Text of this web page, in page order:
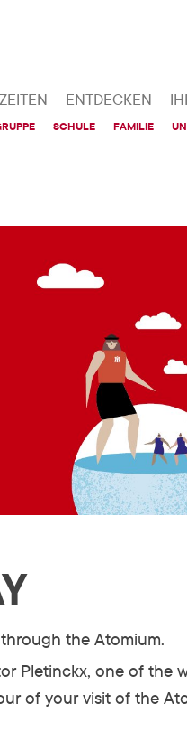
ENTDECKEN
SCHULE FAMILIE
the Atomium.
Pletinckx, one of
of your visit of the